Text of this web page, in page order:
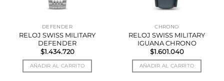
DEFENDER
RELOJ SWISS MILITARY
DEFENDER
$1.434.720
AÑADIR AL CARRITO
CHRONO
RELOJ SWISS MILITARY
IGUANA CHRONO
$1.601.040
AÑADIR AL CARRITO